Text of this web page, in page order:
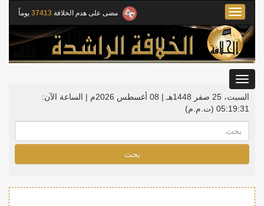
مضى على هدم الخلافة 37413 يوماً
Toggle
navigation
السبت، 25 صفر 1448هـ | 08 أغسطس 2026م |
الساعة الآن:
05:19:31 (ت.م.م)
بحث